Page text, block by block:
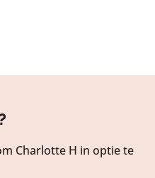
Charlotte H in optie te